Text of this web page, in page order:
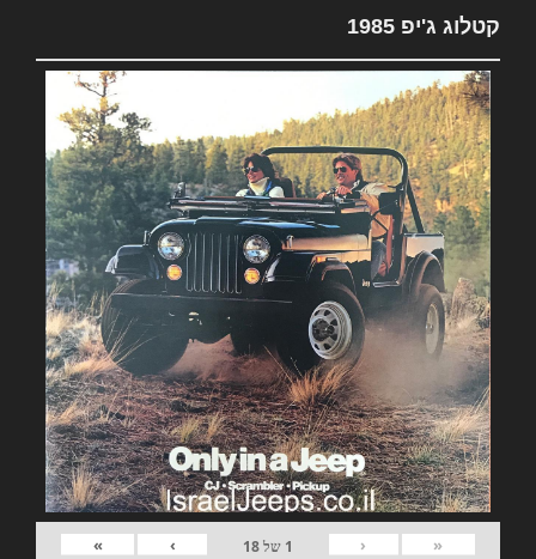
קטלוג ג'יפ 1985
«
‹
1 של18
›
»